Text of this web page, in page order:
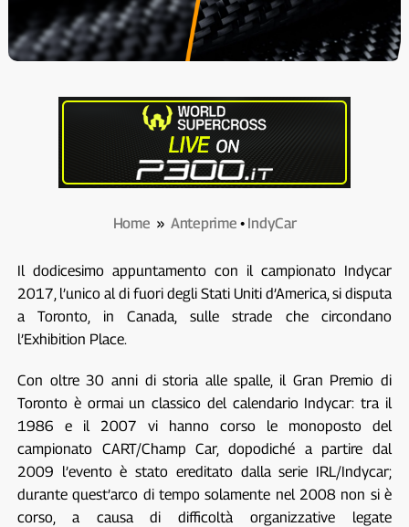
Home » Anteprime • IndyCar
Il dodicesimo appuntamento con il campionato Indycar
2017, l’unico al di fuori degli Stati Uniti d’America, si disputa
a Toronto, in Canada, sulle strade che circondano
l’Exhibition Place.
Con oltre 30 anni di storia alle spalle, il Gran Premio di
Toronto è ormai un classico del calendario Indycar: tra il
1986 e il 2007 vi hanno corso le monoposto del
campionato CART/Champ Car, dopodiché a partire dal
2009 l’evento è stato ereditato dalla serie IRL/Indycar;
durante quest’arco di tempo solamente nel 2008 non si è
corso, a causa di difficoltà organizzative legate